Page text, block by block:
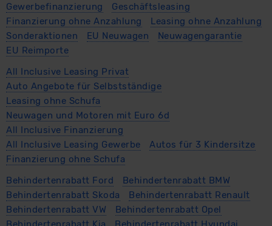
Gewerbefinanzierung
Geschäftsleasing
Finanzierung ohne Anzahlung
Leasing ohne Anzahlung
Sonderaktionen
EU Neuwagen
Neuwagengarantie
EU Reimporte
All Inclusive Leasing Privat
Auto Angebote für Selbstständige
Leasing ohne Schufa
Neuwagen und Motoren mit Euro 6d
All Inclusive Finanzierung
All Inclusive Leasing Gewerbe
Autos für 3 Kindersitze
Finanzierung ohne Schufa
Behindertenrabatt Ford
Behindertenrabatt BMW
Behindertenrabatt Skoda
Behindertenrabatt Renault
Behindertenrabatt VW
Behindertenrabatt Opel